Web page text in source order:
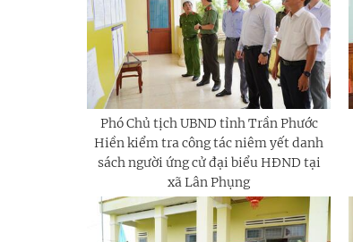
Phó Chủ tịch UBND tỉnh Trần Phước
Hiền kiểm tra công tác niêm yết danh
sách người ứng cử đại biểu HĐND tại
xã Lân Phụng